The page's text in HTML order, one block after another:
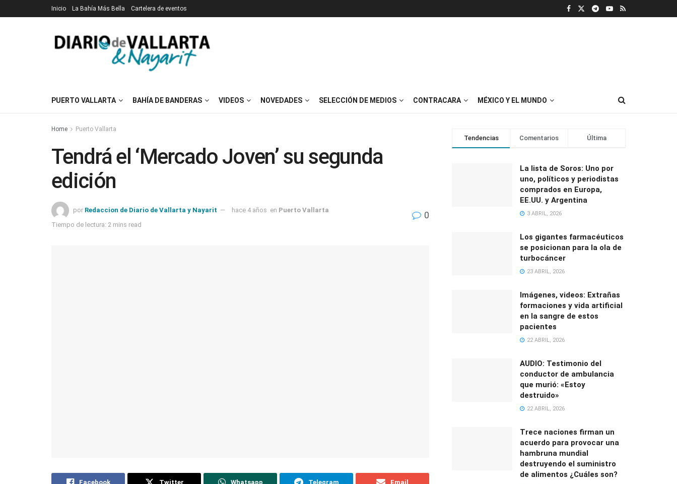
Inicio La Bahía Más Bella Cartelera de eventos
PUERTO VALLARTA BAHÍA DE BANDERAS VIDEOS NOVEDADES SELECCIÓN DE MEDIOS CONTRACARA MÉXICO Y EL MUNDO
Home Puerto Vallarta
Tendrá el ‘Mercado Joven’ su segunda
edición
por Redaccion de Diario de Vallarta y Nayarit hace 4 años en Puerto Vallarta
Tiempo de lectura: 2 mins read
0
Facebook Twitter Whatsapp Telegram Email
Tendencias Comentarios Última
La lista de Soros: Uno por
uno, políticos y periodistas
comprados en Europa,
EE.UU. y Argentina
3 ABRIL, 2026
Los gigantes farmacéuticos
se posicionan para la ola de
turbocáncer
23 ABRIL, 2026
Imágenes, videos: Extrañas
formaciones y vida artificial
en la sangre de estos
pacientes
22 ABRIL, 2026
AUDIO: Testimonio del
conductor de ambulancia
que murió: «Estoy
destruido»
22 ABRIL, 2026
Trece naciones firman un
acuerdo para provocar una
hambruna mundial
destruyendo el suministro
de alimentos ¿Cuáles son?